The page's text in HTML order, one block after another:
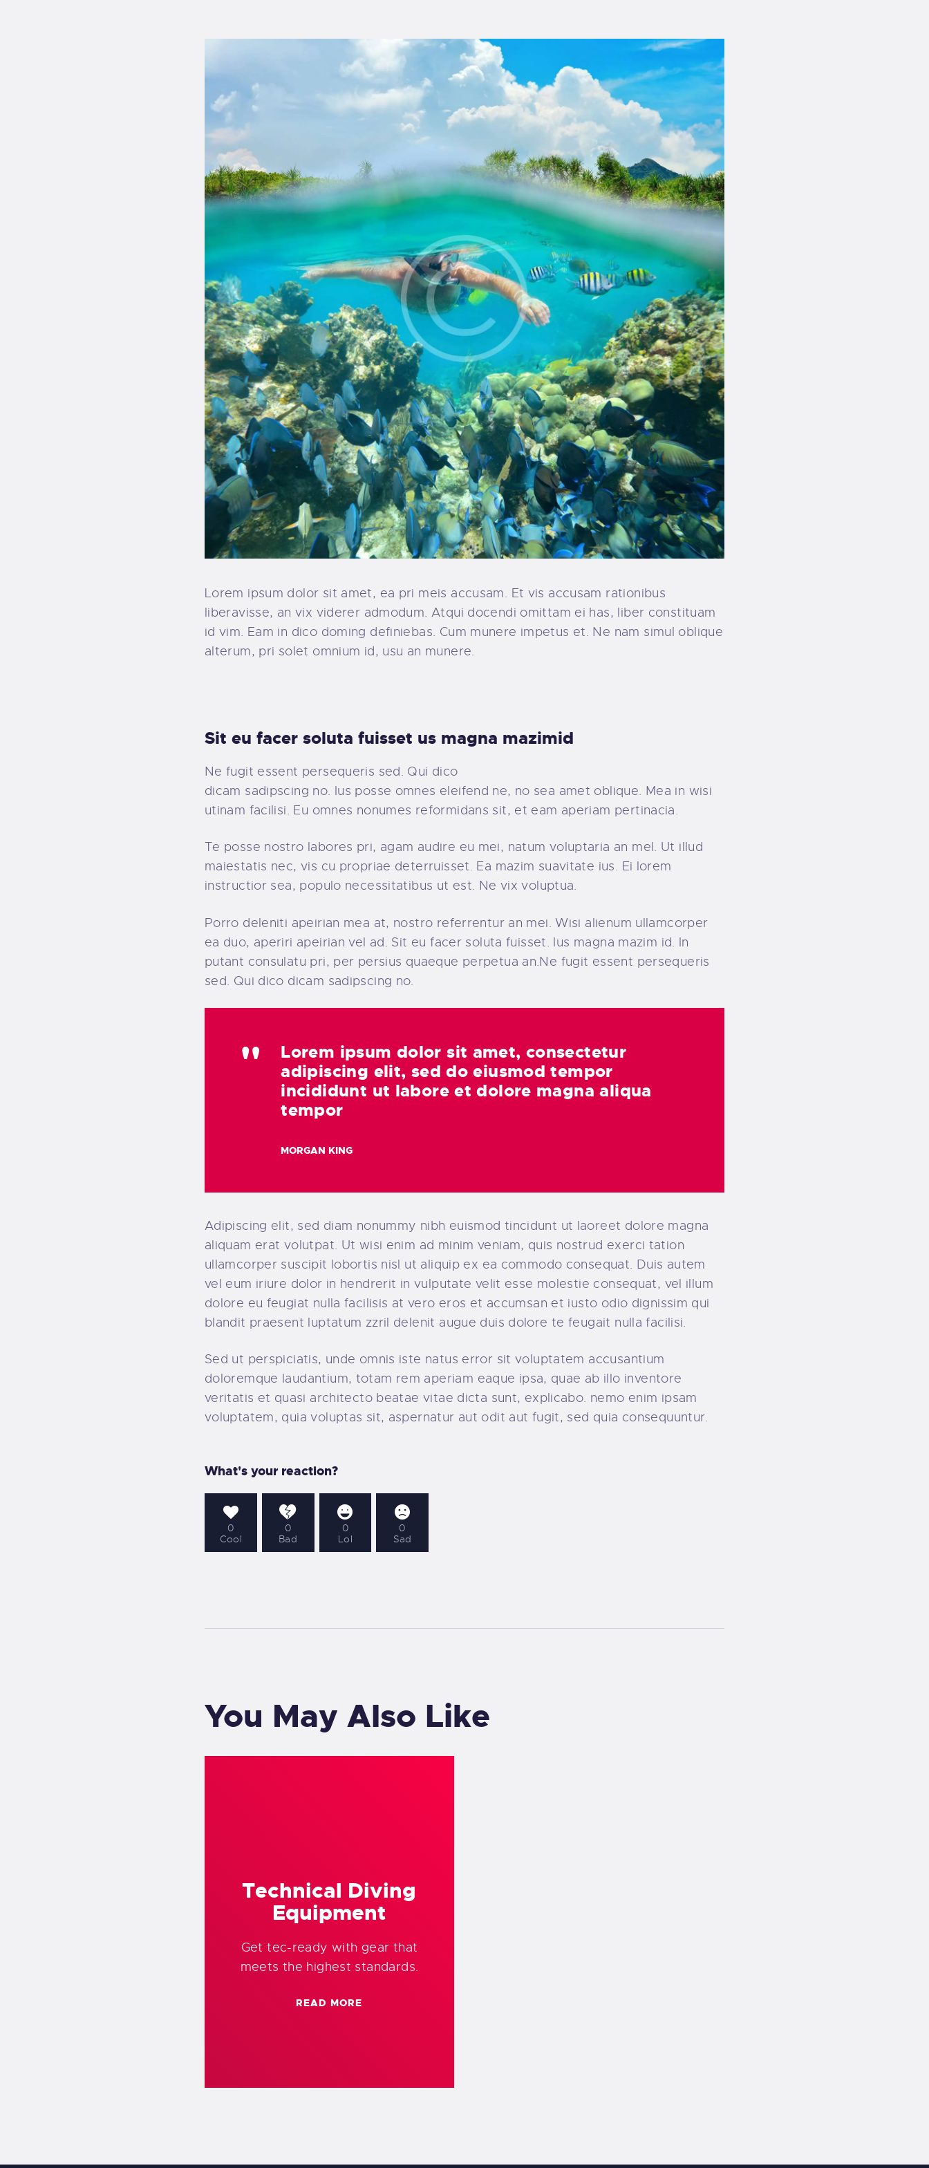
Lorem ipsum dolor sit amet, ea pri meis accusam. Et vis accusam rationibus
liberavisse, an vix viderer admodum. Atqui docendi omittam ei has, liber constituam
id vim. Eam in dico doming definiebas. Cum munere impetus et. Ne nam simul oblique
alterum, pri solet omnium id, usu an munere.
Sit eu facer soluta fuisset us magna mazimid
Ne fugit essent persequeris sed. Qui dico
dicam sadipscing no. Ius posse omnes eleifend ne, no sea amet oblique. Mea in wisi
utinam facilisi. Eu omnes nonumes reformidans sit, et eam aperiam pertinacia.
Te posse nostro labores pri, agam audire eu mei, natum voluptaria an mel. Ut illud
maiestatis nec, vis cu propriae deterruisset. Ea mazim suavitate ius. Ei lorem
instructior sea, populo necessitatibus ut est. Ne vix voluptua.
Porro deleniti apeirian mea at, nostro referrentur an mei. Wisi alienum ullamcorper
ea duo, aperiri apeirian vel ad. Sit eu facer soluta fuisset. Ius magna mazim id. In
putant consulatu pri, per persius quaeque perpetua an.Ne fugit essent persequeris
sed. Qui dico dicam sadipscing no.
Lorem ipsum dolor sit amet, consectetur
adipiscing elit, sed do eiusmod tempor
incididunt ut labore et dolore magna aliqua
tempor
MORGAN KING
Adipiscing elit, sed diam nonummy nibh euismod tincidunt ut laoreet dolore magna
aliquam erat volutpat. Ut wisi enim ad minim veniam, quis nostrud exerci tation
ullamcorper suscipit lobortis nisl ut aliquip ex ea commodo consequat. Duis autem
vel eum iriure dolor in hendrerit in vulputate velit esse molestie consequat, vel illum
dolore eu feugiat nulla facilisis at vero eros et accumsan et iusto odio dignissim qui
blandit praesent luptatum zzril delenit augue duis dolore te feugait nulla facilisi.
Sed ut perspiciatis, unde omnis iste natus error sit voluptatem accusantium
doloremque laudantium, totam rem aperiam eaque ipsa, quae ab illo inventore
veritatis et quasi architecto beatae vitae dicta sunt, explicabo. nemo enim ipsam
voluptatem, quia voluptas sit, aspernatur aut odit aut fugit, sed quia consequuntur.
What's your reaction?
0
Cool
0
Bad
0
Lol
0
Sad
You May Also Like
Technical Diving
Equipment
Get tec-ready with gear that
meets the highest standards.
READ MORE